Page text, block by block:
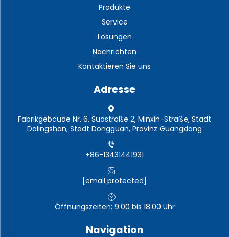
Produkte
Service
Lösungen
Nachrichten
Kontaktieren Sie uns
Adresse
Fabrikgebäude Nr. 6, Südstraße 2, Minxin-Straße, Stadt
Dalingshan, Stadt Dongguan, Provinz Guangdong
+86-13431441931
[email protected]
Öffnungszeiten: 9:00 bis 18:00 Uhr
Navigation